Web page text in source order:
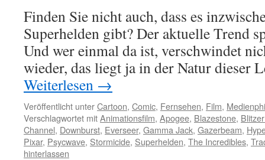
Finden Sie nicht auch, dass es
Superhelden gibt? Der aktuelle Trend
Und wer einmal da ist, verschwindet
wieder, das liegt ja in der Natur dieser
Weiterlesen →
Veröffentlicht unterCartoon, Comic, Fernsehen, Film,
Verschlagwortet mitAnimationsfilm, Apogee, Blazestone,
Channel, Downburst, Everseer, Gamma Jack, Gazerbeam,
Pixar, Psycwave, Stormicide, Superhelden, The Incredibles,
hinterlassen